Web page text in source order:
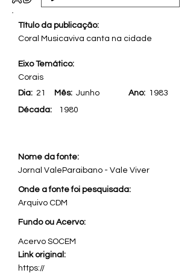
Título da publicação:
Coral Musicaviva canta na cidade
Eixo Temático:
Corais
Dia: 21 Mês: Ano:
Junho
1983
Década:
1980
Nome da fonte:
Jornal ValeParaibano - Vale Viver
Onde a fonte foi pesquisada:
Arquivo CDM
Fundo ou Acervo:
Acervo SOCEM
Link original:
https://